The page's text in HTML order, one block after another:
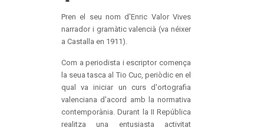
Pren el seu nom d'Enric Valor Vives
narrador i gramàtic valencià (va néixer
a Castalla en 1911).
Com a periodista i escriptor comença
la seua tasca al Tio Cuc, periòdic en el
qual va iniciar un curs d'ortografia
valenciana d'acord amb la normativa
contemporània. Durant la II República
realitza una entusiasta activitat